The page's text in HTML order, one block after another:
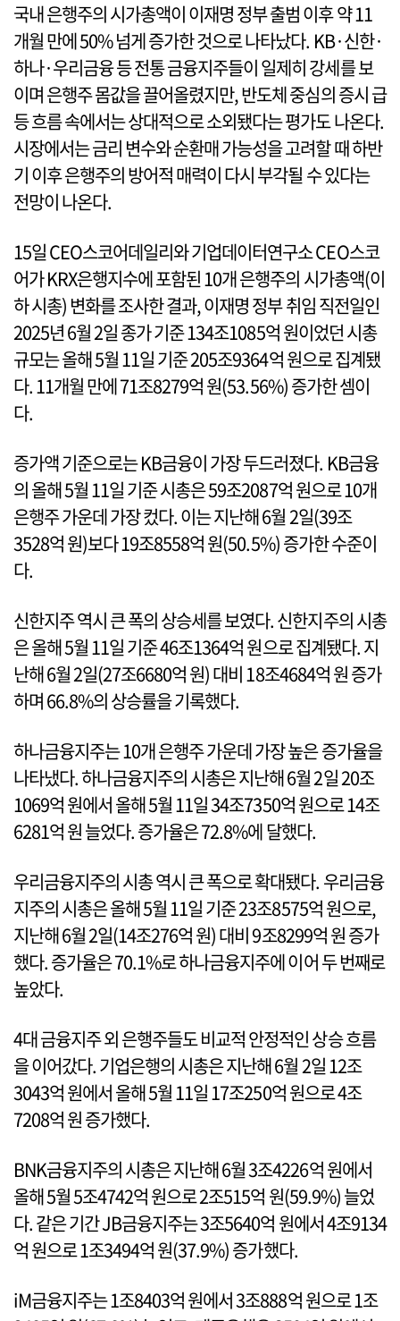
국내 은행주의 시가총액이 이재명 정부 출범 이후 약 11
개월 만에 50% 넘게 증가한 것으로 나타났다. KB·신한·
하나·우리금융 등 전통 금융지주들이 일제히 강세를 보
이며 은행주 몸값을 끌어올렸지만, 반도체 중심의 증시 급
등 흐름 속에서는 상대적으로 소외됐다는 평가도 나온다.
시장에서는 금리 변수와 순환매 가능성을 고려할 때 하반
기 이후 은행주의 방어적 매력이 다시 부각될 수 있다는
전망이 나온다.
15일 CEO스코어데일리와 기업데이터연구소 CEO스코
어가 KRX은행지수에 포함된 10개 은행주의 시가총액(이
하 시총) 변화를 조사한 결과, 이재명 정부 취임 직전일인
2025년 6월 2일 종가 기준 134조1085억 원이었던 시총
규모는 올해 5월 11일 기준 205조9364억 원으로 집계됐
다. 11개월 만에 71조8279억 원(53.56%) 증가한 셈이
다.
증가액 기준으로는 KB금융이 가장 두드러졌다. KB금융
의 올해 5월 11일 기준 시총은 59조2087억 원으로 10개
은행주 가운데 가장 컸다. 이는 지난해 6월 2일(39조
3528억 원)보다 19조8558억 원(50.5%) 증가한 수준이
다.
신한지주 역시 큰 폭의 상승세를 보였다. 신한지주의 시총
은 올해 5월 11일 기준 46조1364억 원으로 집계됐다. 지
난해 6월 2일(27조6680억 원) 대비 18조4684억 원 증가
하며 66.8%의 상승률을 기록했다.
하나금융지주는 10개 은행주 가운데 가장 높은 증가율을
나타냈다. 하나금융지주의 시총은 지난해 6월 2일 20조
1069억 원에서 올해 5월 11일 34조7350억 원으로 14조
6281억 원 늘었다. 증가율은 72.8%에 달했다.
우리금융지주의 시총 역시 큰 폭으로 확대됐다. 우리금융
지주의 시총은 올해 5월 11일 기준 23조8575억 원으로,
지난해 6월 2일(14조276억 원) 대비 9조8299억 원 증가
했다. 증가율은 70.1%로 하나금융지주에 이어 두 번째로
높았다.
4대 금융지주 외 은행주들도 비교적 안정적인 상승 흐름
을 이어갔다. 기업은행의 시총은 지난해 6월 2일 12조
3043억 원에서 올해 5월 11일 17조250억 원으로 4조
7208억 원 증가했다.
BNK금융지주의 시총은 지난해 6월 3조4226억 원에서
올해 5월 5조4742억 원으로 2조515억 원(59.9%) 늘었
다. 같은 기간 JB금융지주는 3조5640억 원에서 4조9134
억 원으로 1조3494억 원(37.9%) 증가했다.
iM금융지주는 1조8403억 원에서 3조888억 원으로 1조